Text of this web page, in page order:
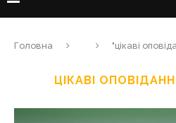
Головна "цікаві
ЦІКАВІ